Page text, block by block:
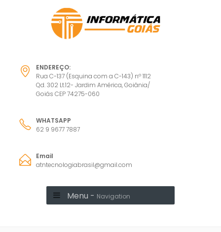
ENDEREÇO:
Rua C-137 (Esquina com a C-143) nº 1112
Qd. 302 Lt.12- Jardim América, Goiânia/
Goiás CEP 74275-060
WHATSAPP
62 9 9677 7887
Email
atntecnologiabrasil@gmail.com
Menu - Navigation